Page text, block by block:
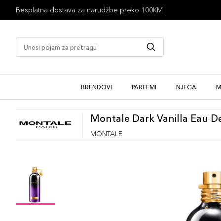
1 besplatan uzorak uz kupovinu
BRENDOVI PARFEMI NJEGA
Montale Dark Vanilla Eau
MONTALE